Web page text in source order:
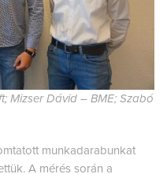
Mizser Dávid – BME; Szabó
munkadarabunkat
A mérés során a